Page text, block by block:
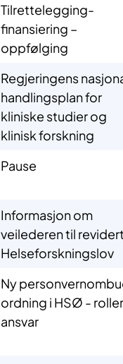
Tilrettelegging-
finansiering –
oppfølging
Regjeringens
handlingsplan for
kliniske studier og
klinisk forskning
Pause
Informasjon om
veilederen til revidert
Helseforskningslov
Ny
ordning i HSØ -
ansvar